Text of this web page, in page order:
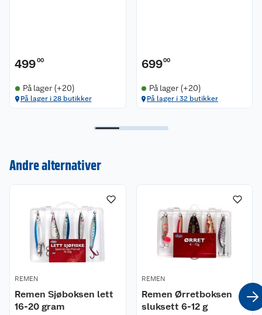
49900
På lager (+20)
På lager i 28 butikker
69900
På lager (+20)
På lager i 32 butikker
Andre alternativer
REMEN
Remen Sjøboksen lett
16-20 gram
REMEN
Remen Ørretboksen
sluksett 6-12 g
Nyheter
Våre butikker
Våre merkevarer
Coop kjeder
Angre- og returrett
Reklamasjon og garanti
Ofte stilte spørsmål
Betalingsalternativer